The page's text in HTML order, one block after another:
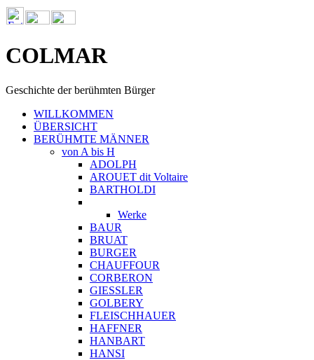
COLMAR
Geschichte der berühmten Bürger
WILLKOMMEN
ÜBERSICHT
BERÜHMTE MÄNNER
von A bis H
ADOLPH
AROUET dit Voltaire
BARTHOLDI
Werke
BAUR
BRUAT
BURGER
CHAUFFOUR
CORBERON
GIESSLER
GOLBERY
FLEISCHHAUER
HAFFNER
HANBART
HANSI